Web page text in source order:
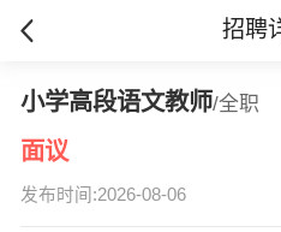
招聘
小学高段语文教师/全职
面议
发布时间:2026-08-06